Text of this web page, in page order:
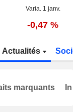
Varia. 1 janv.
-0,47 %
Actualités
marquants